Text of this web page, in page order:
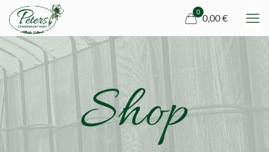
0
0,00 €
Shop